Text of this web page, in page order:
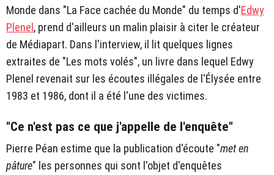
Monde dans "La Face cachée du Monde" du temps d'Edwy
Plenel, prend d'ailleurs un malin plaisir à citer le créateur
de Médiapart. Dans l'interview, il lit quelques lignes
extraites de "Les mots volés", un livre dans lequel Edwy
Plenel revenait sur les écoutes illégales de l'Élysée entre
1983 et 1986, dont il a été l'une des victimes.
"Ce n'est pas ce que j'appelle de l'enquête"
Pierre Péan estime que la publication d'écoute "met en
pâture" les personnes qui sont l'objet d'enquêtes